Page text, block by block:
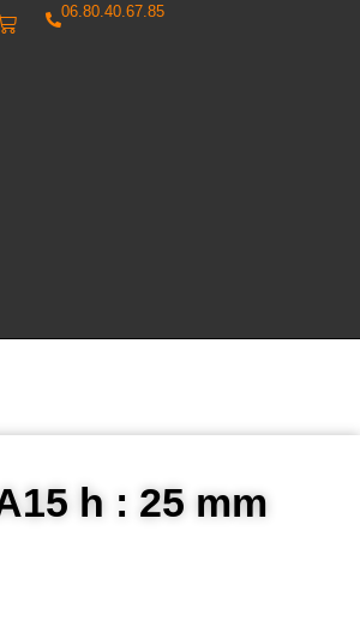
06.80.40.67.85
h : 25 mm